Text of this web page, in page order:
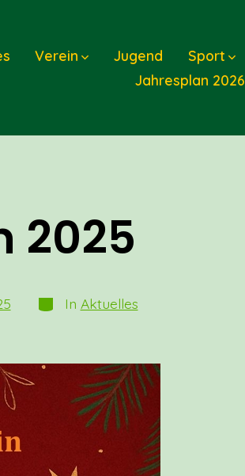
Verein Jugend Sport
Jahresplan 2026
2025
Kategorien
In Aktuelles